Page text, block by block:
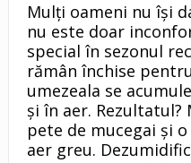
Mulți oameni nu își
nu este doar
special în sezonul
rămân închise
umezeala se
și în aer.
pete de mucegai și
aer greu.